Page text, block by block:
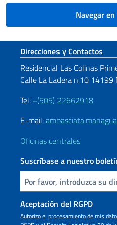
Navegar
Sezione footer
Direcciones y Contactos
Residencial Las Colinas
Calle La Ladera n.10 14199
Tel: +(505) 22662918
E-mail:
Oficinas centrales
Suscríbase a nuestro
Inserta tu correo electronico
Aceptación del RGPD
Autorizo ​​el procesamiento de mis